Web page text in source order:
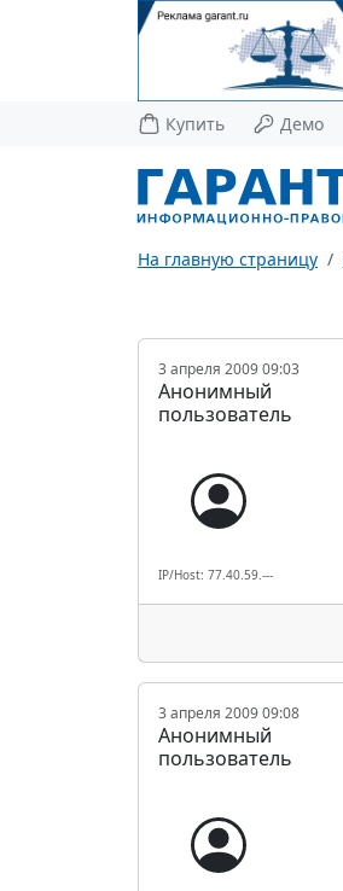
Купить Демо
На главную страницу
3 апреля 2009 09:03
Анонимный
пользователь
IP/Host: 77.40.59.---
3 апреля 2009 09:08
Анонимный
пользователь